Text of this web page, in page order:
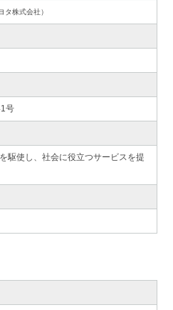
タ株式会社）
号
駆使し、社会に役立つサービスを提